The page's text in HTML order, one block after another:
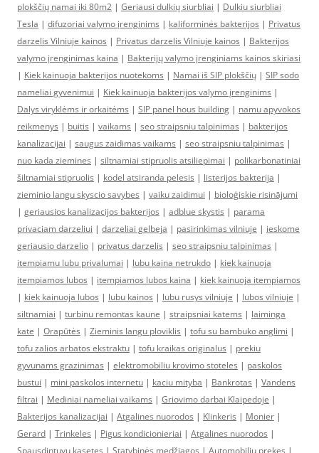
plokščių namai iki 80m2 | Geriausi dulkių siurbliai | Dulkiu siurbliai
Tesla | difuzoriai valymo įrenginims | kaliforminės bakterijos | Privatus
darzelis Vilniuje kainos | Privatus darzelis Vilniuje kainos | Bakterijos
valymo įrenginimas kaina | Bakterijų valymo įrenginiams kainos skiriasi
| Kiek kainuoja bakterijos nuotekoms | Namai iš SIP plokščių | SIP sodo
nameliai gyvenimui | Kiek kainuoja bakterijos valymo įrenginims |
Dalys viryklėms ir orkaitėms | SIP panel hous building | namu apyvokos
reikmenys | buitis | vaikams | seo straipsniu talpinimas | bakterijos
kanalizacijai | saugus zaidimas vaikams | seo straipsniu talpinimas |
nuo kada ziemines | siltnamiai stipruolis atsiliepimai | polikarbonatiniai
šiltnamiai stipruolis | kodel atsiranda pelesis | listerijos bakterija |
zieminio langu skyscio savybes | vaiku zaidimui | bioloģiskie risinājumi
| geriausios kanalizacijos bakterijos | adblue skystis | parama
privaciam darzeliui | darzeliai gelbeja | pasirinkimas vilniuje | ieskome
geriausio darzelio | privatus darzelis | seo straipsniu talpinimas |
itempiamu lubu privalumai | lubu kaina netrukdo | kiek kainuoja
itempiamos lubos | itempiamos lubos kaina | kiek kainuoja itempiamos
| kiek kainuoja lubos | lubu kainos | lubu rusys vilniuje | lubos vilniuje |
siltnamiai | turbinu remontas kaune | straipsniai katems | laiminga
kate | Orapūtės | Zieminis langu ploviklis | tofu su bambuko anglimi |
tofu zalios arbatos ekstraktu | tofu kraikas originalus | prekiu
gyvunams grazinimas | elektromobiliu krovimo stoteles | paskolos
bustui | mini paskolos internetu | kaciu mityba | Bankrotas | Vandens
filtrai | Mediniai nameliai vaikams | Griovimo darbai Klaipedoje |
Bakterijos kanalizacijai | Atgalines nuorodos | Klinkeris | Monier |
Gerard | Trinkeles | Pigus kondicionieriai | Atgalines nuorodos |
Spausdintuvu kasetes | Statybinės medžiagos | Automobiliu prekes |